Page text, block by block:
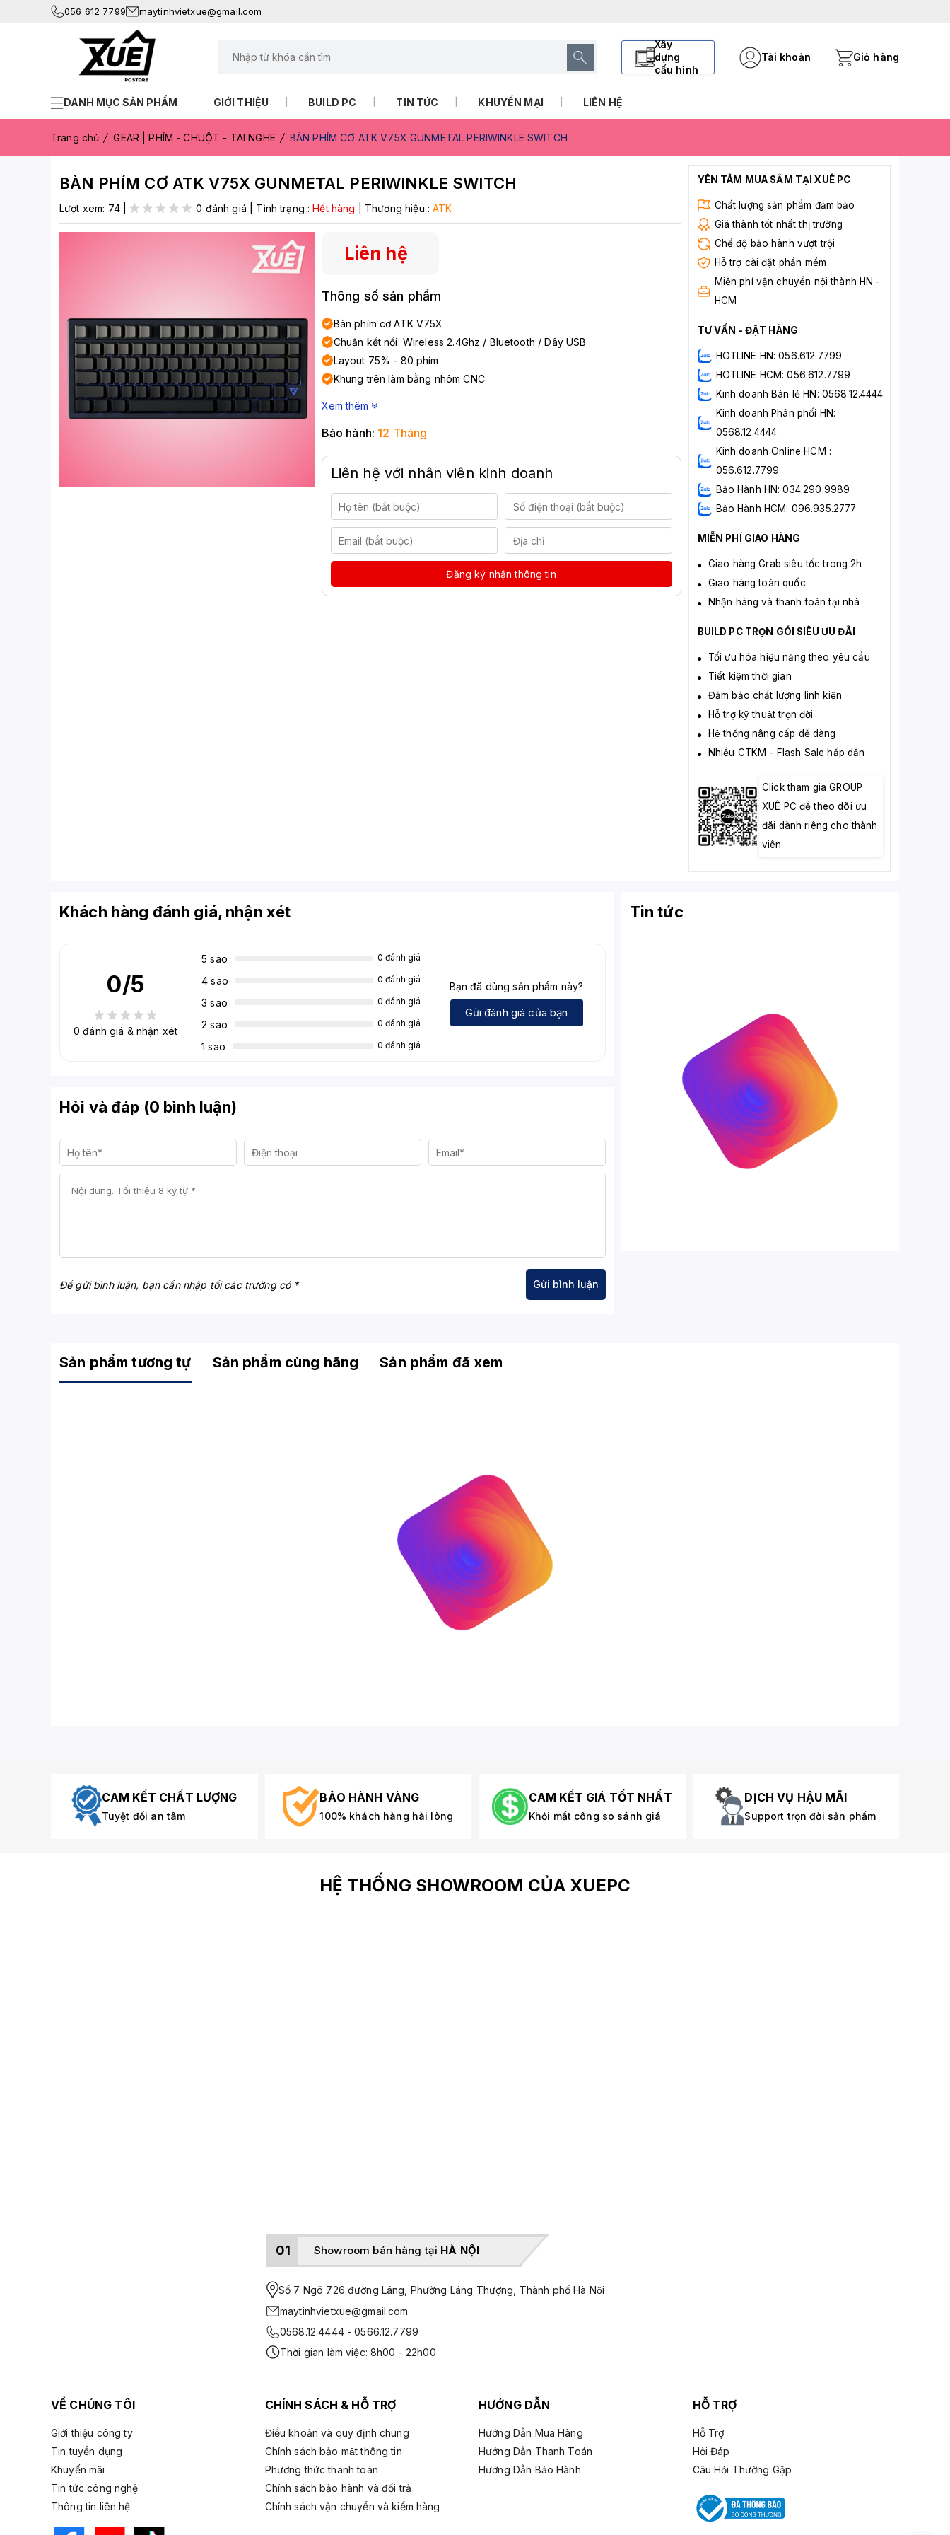
056 612 7799 maytinhvietxue@gmail.com
Xây
dựng
cấu hình
Tài khoản Giỏ hàng
DANH MỤC SẢN PHẨM GIỚI THIỆU BUILD PC TIN TỨC KHUYẾN MẠI LIÊN HỆ
Trang chủ GEAR | PHÍM - CHUỘT - TAI NGHE BÀN PHÍM CƠ ATK V75X GUNMETAL PERIWINKLE SWITCH
BÀN PHÍM CƠ ATK V75X GUNMETAL PERIWINKLE SWITCH
Lượt xem: 74| 0 đánh giá Tình trạng :Hết hàng Thương hiệu :ATK
Liên hệ
Thông số sản phẩm
Bàn phím cơ ATK V75X
Chuẩn kết nối: Wireless 2.4Ghz / Bluetooth / Dây USB
Layout 75% - 80 phím
Khung trên làm bằng nhôm CNC
Xem thêm
Bảo hành: 12 Tháng
Liên hệ với nhân viên kinh doanh
Đăng ký nhận thông tin
YÊN TÂM MUA SẮM TẠI XUÊ PC
Chất lượng sản phẩm đảm bảo
Giá thành tốt nhất thị trường
Chế độ bảo hành vượt trội
Hỗ trợ cài đặt phần mềm
Miễn phí vận chuyển nội thành HN -
HCM
TƯ VẤN - ĐẶT HÀNG
HOTLINE HN: 056.612.7799
HOTLINE HCM: 056.612.7799
Kinh doanh Bán lẻ HN: 0568.12.4444
Kinh doanh Phân phối HN:
0568.12.4444
Kinh doanh Online HCM :
056.612.7799
Bảo Hành HN: 034.290.9989
Bảo Hành HCM: 096.935.2777
MIỄN PHÍ GIAO HÀNG
Giao hàng Grab siêu tốc trong 2h
Giao hàng toàn quốc
Nhận hàng và thanh toán tại nhà
BUILD PC TRỌN GÓI SIÊU ƯU ĐÃI
Tối ưu hóa hiệu năng theo yêu cầu
Tiết kiệm thời gian
Đảm bảo chất lượng linh kiện
Hỗ trợ kỹ thuật trọn đời
Hệ thống nâng cấp dễ dàng
Nhiều CTKM - Flash Sale hấp dẫn
Click tham gia GROUP
XUÊ PC để theo dõi ưu
đãi dành riêng cho thành
viên
Khách hàng đánh giá, nhận xét
0/5
0 đánh giá & nhận xét
5 sao 0 đánh giá
4 sao 0 đánh giá
3 sao 0 đánh giá
2 sao 0 đánh giá
1 sao 0 đánh giá
Bạn đã dùng sản phẩm này?
Gửi đánh giá của bạn
Hỏi và đáp (0 bình luận)
Để gửi bình luận, bạn cần nhập tối các trường có *
Tin tức
Sản phẩm tương tự Sản phẩm cùng hãng Sản phẩm đã xem
CAM KẾT CHẤT LƯỢNG
Tuyệt đối an tâm
BẢO HÀNH VÀNG
100% khách hàng hài lòng
CAM KẾT GIÁ TỐT NHẤT
Khỏi mất công so sánh giá
DỊCH VỤ HẬU MÃI
Support trọn đời sản phẩm
HỆ THỐNG SHOWROOM CỦA XUEPC
01 Showroom bán hàng tại HÀ NỘI
Số 7 Ngõ 726 đường Láng, Phường Láng Thượng, Thành phố Hà Nội
maytinhvietxue@gmail.com
0568.12.4444 - 0566.12.7799
Thời gian làm việc: 8h00 - 22h00
VỀ CHÚNG TÔI
Giới thiệu công ty
Tin tuyển dụng
Khuyến mãi
Tin tức công nghệ
Thông tin liên hệ
CHÍNH SÁCH & HỖ TRỢ
Điều khoản và quy định chung
Chính sách bảo mật thông tin
Phương thức thanh toán
Chính sách bảo hành và đổi trả
Chính sách vận chuyển và kiểm hàng
HƯỚNG DẪN
Hướng Dẫn Mua Hàng
Hướng Dẫn Thanh Toán
Hướng Dẫn Bảo Hành
HỖ TRỢ
Hỗ Trợ
Hỏi Đáp
Câu Hỏi Thường Gặp